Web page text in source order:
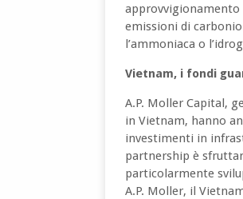
emissioni di
l’ammoniaca o
Vietnam, i fondi
A.P. Moller Capital,
in Vietnam, hanno
investimenti in
partnership è
particolarmente
A.P. Moller, il